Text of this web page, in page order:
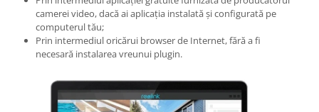
camerei video, dacă ai aplicația instalată și configurată pe
computerul tău;
Prin intermediul oricărui browser de Internet, fără a fi
necesară instalarea vreunui plugin.